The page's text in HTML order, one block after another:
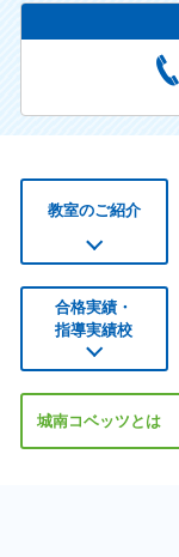
教室のご紹介
合格実績・
指導実績校
城南コベッツとは